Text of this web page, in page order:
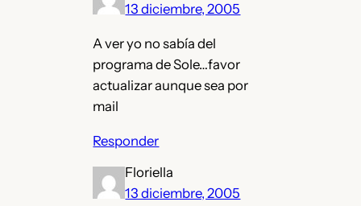
13 diciembre, 2005
A ver yo no sabía del
programa de Sole…favor
actualizar aunque sea por
mail
Responder
Floriella
13 diciembre, 2005